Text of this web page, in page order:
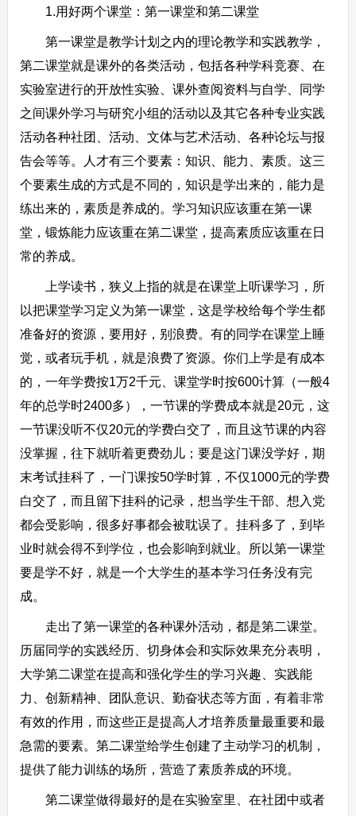
1.用好两个课堂：第一课堂和第二课堂
第一课堂是教学计划之内的理论教学和实践教学，
第二课堂就是课外的各类活动，包括各种学科竞赛、在
实验室进行的开放性实验、课外查阅资料与自学、同学
之间课外学习与研究小组的活动以及其它各种专业实践
活动各种社团、活动、文体与艺术活动、各种论坛与报
告会等等。人才有三个要素：知识、能力、素质。这三
个要素生成的方式是不同的，知识是学出来的，能力是
练出来的，素质是养成的。学习知识应该重在第一课
堂，锻炼能力应该重在第二课堂，提高素质应该重在日
常的养成。
上学读书，狭义上指的就是在课堂上听课学习，所
以把课堂学习定义为第一课堂，这是学校给每个学生都
准备好的资源，要用好，别浪费。有的同学在课堂上睡
觉，或者玩手机，就是浪费了资源。你们上学是有成本
的，一年学费按1万2千元、课堂学时按600计算（一般4
年的总学时2400多），一节课的学费成本就是20元，这
一节课没听不仅20元的学费白交了，而且这节课的内容
没掌握，往下就听着更费劲儿；要是这门课没学好，期
末考试挂科了，一门课按50学时算，不仅1000元的学费
白交了，而且留下挂科的记录，想当学生干部、想入党
都会受影响，很多好事都会被耽误了。挂科多了，到毕
业时就会得不到学位，也会影响到就业。所以第一课堂
要是学不好，就是一个大学生的基本学习任务没有完
成。
走出了第一课堂的各种课外活动，都是第二课堂。
历届同学的实践经历、切身体会和实际效果充分表明，
大学第二课堂在提高和强化学生的学习兴趣、实践能
力、创新精神、团队意识、勤奋状态等方面，有着非常
有效的作用，而这些正是提高人才培养质量最重要和最
急需的要素。第二课堂给学生创建了主动学习的机制，
提供了能力训练的场所，营造了素质养成的环境。
第二课堂做得最好的是在实验室里、在社团中或者